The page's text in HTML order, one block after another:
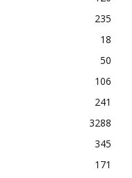
235
18
50
106
241
3288
345
171